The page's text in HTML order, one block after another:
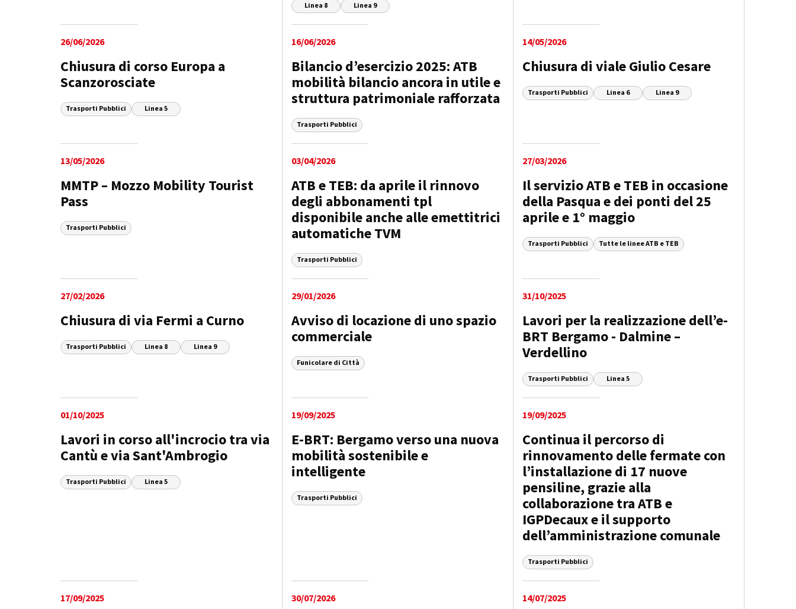
Linea 8
Linea 9
26/06/2026
Chiusura di corso Europa a
Scanzorosciate
Trasporti Pubblici Linea 5
16/06/2026
Bilancio d’esercizio 2025: ATB
mobilità bilancio ancora in utile e
struttura patrimoniale rafforzata
Trasporti Pubblici
14/05/2026
Chiusura di viale Giulio Cesare
Trasporti Pubblici Linea 6 Linea 9
13/05/2026
MMTP – Mozzo Mobility Tourist
Pass
Trasporti Pubblici
03/04/2026
ATB e TEB: da aprile il rinnovo
degli abbonamenti tpl
disponibile anche alle emettitrici
automatiche TVM
Trasporti Pubblici
27/03/2026
Il servizio ATB e TEB in occasione
della Pasqua e dei ponti del 25
aprile e 1° maggio
Trasporti Pubblici Tutte le linee ATB e TEB
27/02/2026
Chiusura di via Fermi a Curno
Trasporti Pubblici Linea 8 Linea 9
29/01/2026
Avviso di locazione di uno spazio
commerciale
Funicolare di Città
31/10/2025
Lavori per la realizzazione dell’e-
BRT Bergamo - Dalmine –
Verdellino
Trasporti Pubblici Linea 5
01/10/2025
Lavori in corso all'incrocio tra via
Cantù e via Sant'Ambrogio
Trasporti Pubblici Linea 5
19/09/2025
E-BRT: Bergamo verso una nuova
mobilità sostenibile e
intelligente
Trasporti Pubblici
19/09/2025
Continua il percorso di
rinnovamento delle fermate con
l’installazione di 17 nuove
pensiline, grazie alla
collaborazione tra ATB e
IGPDecaux e il supporto
dell’amministrazione comunale
Trasporti Pubblici
17/09/2025 30/07/2026 14/07/2025